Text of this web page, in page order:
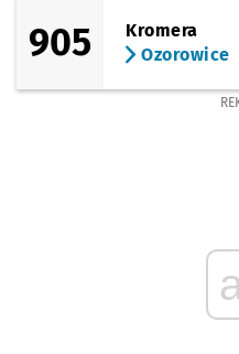
905
Kromera
Ozorowice